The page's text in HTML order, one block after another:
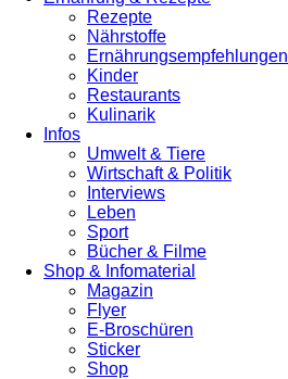
Rezepte
Nährstoffe
Ernährungsempfehlungen
Kinder
Restaurants
Kulinarik
Infos
Umwelt & Tiere
Wirtschaft & Politik
Interviews
Leben
Sport
Bücher & Filme
Shop & Infomaterial
Magazin
Flyer
E-Broschüren
Sticker
Shop